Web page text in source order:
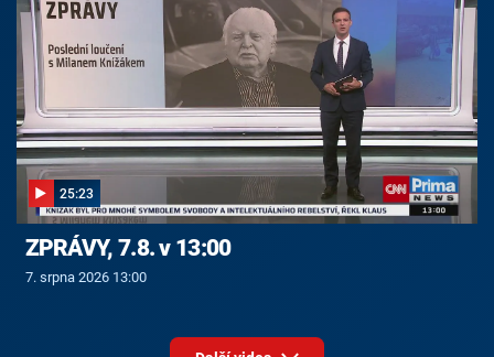
25:23
ZPRÁVY, 7.8. v 13:00
7. srpna 2026 13:00